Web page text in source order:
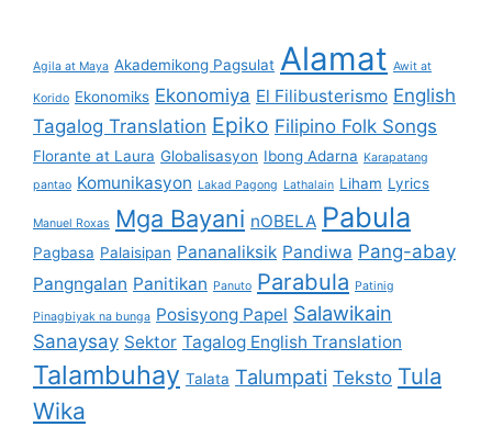
Agila at Maya Akademikong Pagsulat Alamat Awit at
Korido Ekonomiks Ekonomiya El Filibusterismo English
Tagalog Translation Epiko Filipino Folk Songs
Florante at Laura Globalisasyon Ibong Adarna Karapatang
pantao Komunikasyon Lakad Pagong Lathalain Liham Lyrics
Manuel Roxas Mga Bayani nOBELA Pabula
Pagbasa Palaisipan Pananaliksik Pandiwa Pang-abay
Pangngalan Panitikan Panuto Parabula Patinig
Pinagbiyak na bunga Posisyong Papel Salawikain
Sanaysay Sektor Tagalog English Translation
Talambuhay Talata Talumpati Teksto Tula
Wika